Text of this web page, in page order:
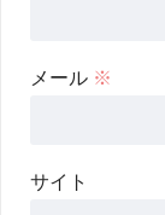
メール ※
サイト